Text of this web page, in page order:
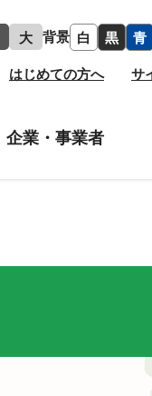
大 背景 白 黒 青
はじめての方へ サ
企業・事業者